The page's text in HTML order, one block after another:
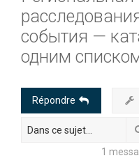
события —
одним
Répondre
1